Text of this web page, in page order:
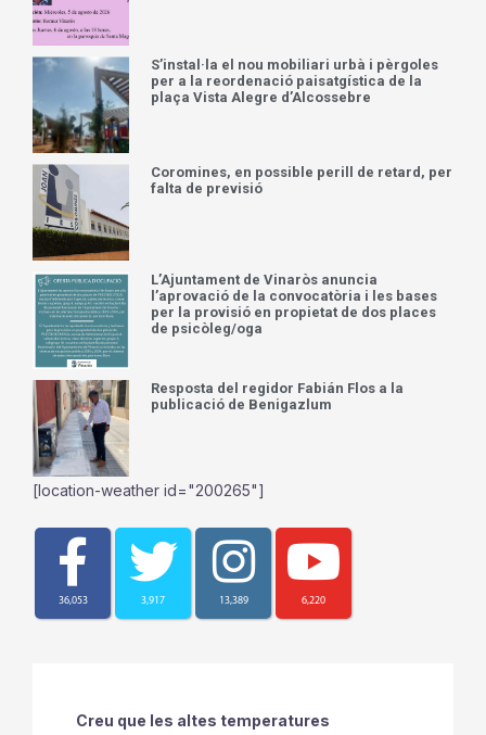
S’instal·la el nou mobiliari urbà i pèrgoles
per a la reordenació paisatgística de la
plaça Vista Alegre d’Alcossebre
Coromines, en possible perill de retard, per
falta de previsió
L’Ajuntament de Vinaròs anuncia
l’aprovació de la convocatòria i les bases
per la provisió en propietat de dos places
de psicòleg/oga
Resposta del regidor Fabián Flos a la
publicació de Benigazlum
[location-weather id="200265"]
36,053 3,917 13,389 6,220
Creu que les altes temperatures